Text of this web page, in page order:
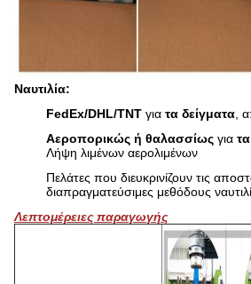
Ναυτιλία:
FedEx/DHL/TNT για τα δείγματα ,
Αεροπορικώς ή θαλασσίως για
Λήψη λιμένων αερολιμένων
Πελάτες που διευκρινίζουν τις
διαπραγματεύσιμες μεθόδους
Λεπτομέρειες παραγωγής